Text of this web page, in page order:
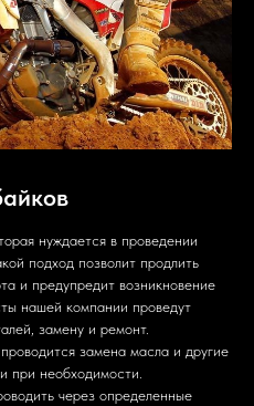
нуждается в проведении
подход позволит продлить
и предупредит возникновение
нашей компании проведут
замену и ремонт.
замена масла и другие
при необходимости.
через определенные